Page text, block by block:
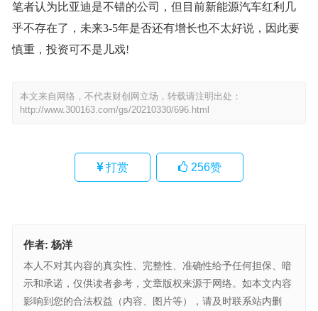
笔者认为比亚迪是不错的公司，但目前新能源汽车红利几
乎不存在了，未来3-5年是否还有增长也不太好说，因此要
慎重，投资可不是儿戏!
本文来自网络，不代表财创网立场，转载请注明出处：
http://www.300163.com/gs/20210330/696.html
打赏 256赞
作者: 杨洋
本人不对其内容的真实性、完整性、准确性给予任何担保、暗
示和承诺，仅供读者参考，文章版权来源于网络。如本文内容
影响到您的合法权益（内容、图片等），请及时联系站内删